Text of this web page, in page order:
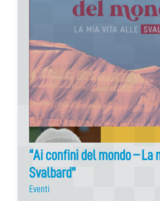
“Ai confini del mondo – La
Svalbard”
Eventi